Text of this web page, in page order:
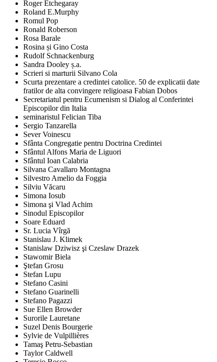
Roger Etchegaray
Roland E.Murphy
Romul Pop
Ronald Roberson
Rosa Barale
Rosina și Gino Costa
Rudolf Schnackenburg
Sandra Dooley ș.a.
Scrieri si marturii Silvano Cola
Scurta prezentare a credintei catolice. 50 de explicatii date
fratilor de alta convingere religioasa Fabian Dobos
Secretariatul pentru Ecumenism si Dialog al Conferintei
Episcopilor din Italia
seminaristul Felician Tiba
Sergio Tanzarella
Sever Voinescu
Sfânta Congregatie pentru Doctrina Credintei
Sfântul Alfons Maria de Liguori
Sfântul Ioan Calabria
Silvana Cavallaro Montagna
Silvestro Amelio da Foggia
Silviu Văcaru
Simona Iosub
Simona şi Vlad Achim
Sinodul Episcopilor
Soare Eduard
Sr. Lucia Vîrgă
Stanislau J. Klimek
Stanislaw Dziwisz şi Czeslaw Drazek
Stawomir Biela
Ştefan Grosu
Stefan Lupu
Stefano Casini
Stefano Guarinelli
Stefano Pagazzi
Sue Ellen Browder
Surorile Lauretane
Suzel Denis Bourgerie
Sylvie de Vulpillières
Tamaş Petru-Sebastian
Taylor Caldwell